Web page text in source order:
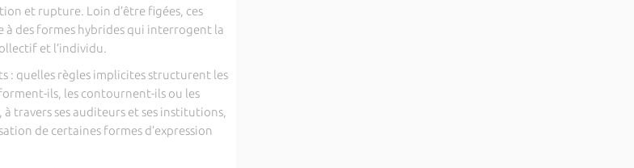
et rupture. Loin d’être figées, ces
à des formes hybrides qui interrogent la
et l’individu.
: quelles règles implicites structurent les
ils, les contournent-ils ou les
travers ses auditeurs et ses institutions,
de certaines formes d’expression